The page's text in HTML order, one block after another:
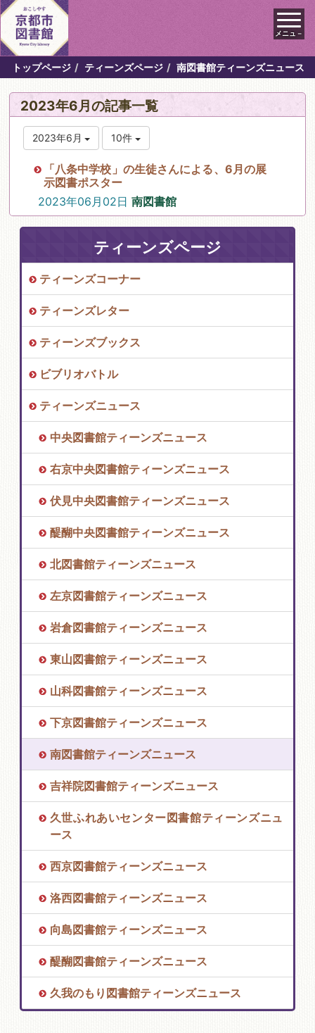
メニュ－
トップページ ティーンズページ 南図書館ティーンズニュース
2023年6月の記事一覧
2023年6月 10件
「八条中学校」の生徒さんによる、6月の展
示図書ポスター
2023年06月02日 南図書館
ティーンズページ
ティーンズコーナー
ティーンズレター
ティーンズブックス
ビブリオバトル
ティーンズニュース
中央図書館ティーンズニュース
右京中央図書館ティーンズニュース
伏見中央図書館ティーンズニュース
醍醐中央図書館ティーンズニュース
北図書館ティーンズニュース
左京図書館ティーンズニュース
岩倉図書館ティーンズニュース
東山図書館ティーンズニュース
山科図書館ティーンズニュース
下京図書館ティーンズニュース
南図書館ティーンズニュース
吉祥院図書館ティーンズニュース
久世ふれあいセンター図書館ティーンズニュ
ース
西京図書館ティーンズニュース
洛西図書館ティーンズニュース
向島図書館ティーンズニュース
醍醐図書館ティーンズニュース
久我のもり図書館ティーンズニュース